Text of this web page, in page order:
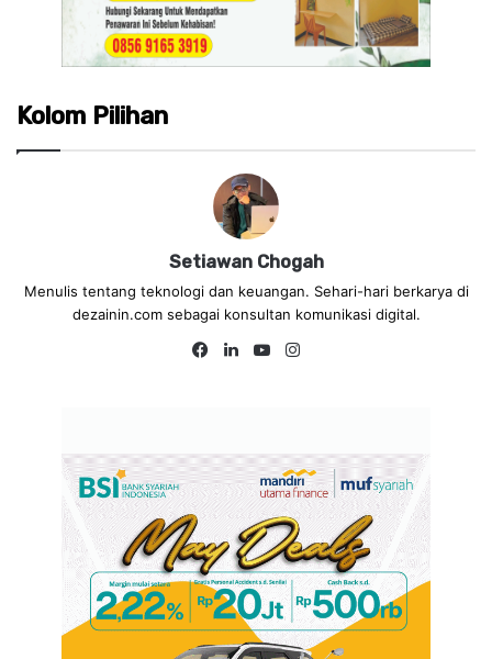
Kolom Pilihan
Setiawan Chogah
Menulis tentang teknologi dan keuangan. Sehari-hari berkarya di
dezainin.com sebagai konsultan komunikasi digital.
Fa
Lin
Yo